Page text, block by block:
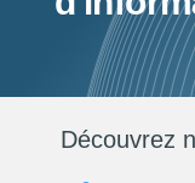
Découvrez